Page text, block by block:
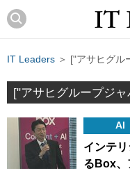
IT Leaders ＞ ["アサヒグル
["アサヒグループジャ
AI
インテ
るBox、